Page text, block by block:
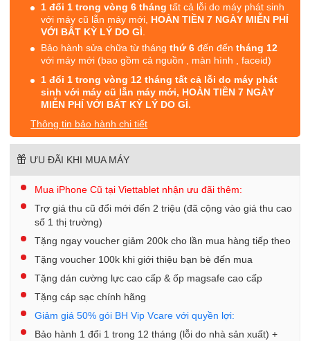
1 đổi 1 trong vòng 6 tháng tất cả lỗi do máy phát sinh
với máy cũ lẫn máy mới, HOÀN TIỀN 7 NGÀY MIỄN PHÍ
VỚI BẤT KỲ LÝ DO GÌ
Bảo hành sửa chữa từ thángthứ 6 đến đếntháng 12
với máy mới (bao gồm cả nguồn , màn hình , faceid)
1 đổi 1 trong vòng 12 tháng tất cả lỗi do máy phát
sinh với máy cũ lẫn máy mới, HOÀN TIỀN 7 NGÀY
MIỄN PHÍ VỚI BẤT KỲ LÝ DO GÌ.
Thông tin bảo hành chi tiết
ƯU ĐÃI KHI MUA MÁY
Mua iPhone Cũ tại Viettablet nhận ưu đãi thêm:
Trợ giá thu cũ đổi mới đến 2 triệu (đã cộng vào giá thu cao
số 1 thị trường)
Tặng ngay voucher giảm 200k cho lần mua hàng tiếp theo
Tặng voucher 100k khi giới thiệu bạn bè đến mua
Tặng dán cường lực cao cấp & ốp magsafe cao cấp
Tặng cáp sạc chính hãng
Giảm giá 50% gói BH Vip Vcare với quyền lợi:
Bảo hành 1 đổi 1 trong 12 tháng (lỗi do nhà sản xuất) +